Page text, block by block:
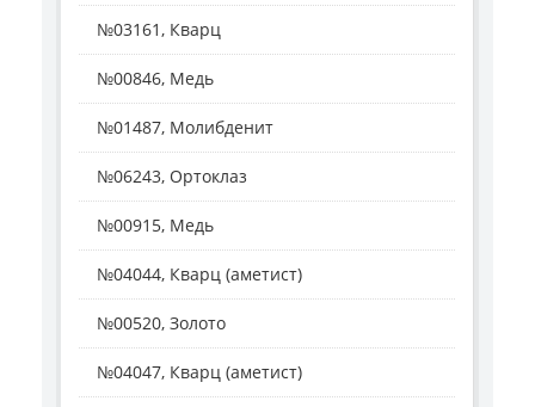
№03161, Кварц
№00846, Медь
№01487, Молибденит
№06243, Ортоклаз
№00915, Медь
№04044, Кварц (аметист)
№00520, Золото
№04047, Кварц (аметист)